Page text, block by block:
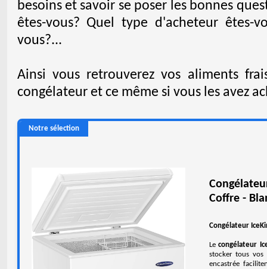
besoins et savoir se poser les bonnes
êtes-vous? Quel type d'acheteur êtes-
vous?...
Ainsi vous retrouverez vos aliments
congélateur et ce même si vous les avez
Notre sélection
Coffre -
Congélateur
Lecongélateur
stocker tous vos
encastrée